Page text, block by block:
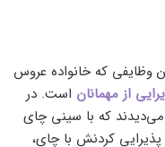
وظایفی که خانواده عروس
از مهمانان است. در
‌می‌دیدند که با سینی چای
کردنش با چای،